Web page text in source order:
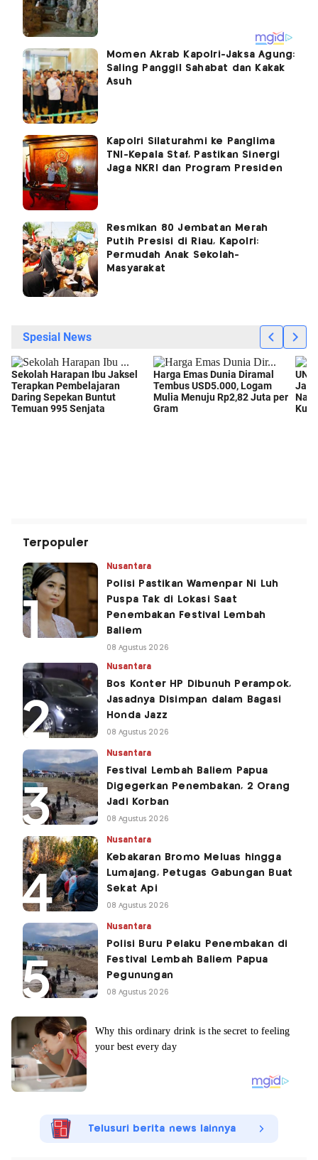
Momen Akrab Kapolri-Jaksa Agung:
Saling Panggil Sahabat dan Kakak
Asuh
Kapolri Silaturahmi ke Panglima
TNI-Kepala Staf, Pastikan Sinergi
Jaga NKRI dan Program Presiden
Resmikan 80 Jembatan Merah
Putih Presisi di Riau, Kapolri:
Permudah Anak Sekolah-
Masyarakat
Terpopuler
Nusantara
Polisi Pastikan Wamenpar Ni Luh
Puspa Tak di Lokasi Saat
Penembakan Festival Lembah
Baliem
08 Agustus 2026
Nusantara
Bos Konter HP Dibunuh Perampok,
Jasadnya Disimpan dalam Bagasi
Honda Jazz
08 Agustus 2026
Nusantara
Festival Lembah Baliem Papua
Digegerkan Penembakan, 2 Orang
Jadi Korban
08 Agustus 2026
Nusantara
Kebakaran Bromo Meluas hingga
Lumajang, Petugas Gabungan Buat
Sekat Api
08 Agustus 2026
Nusantara
Polisi Buru Pelaku Penembakan di
Festival Lembah Baliem Papua
Pegunungan
08 Agustus 2026
Telusuri berita news lainnya